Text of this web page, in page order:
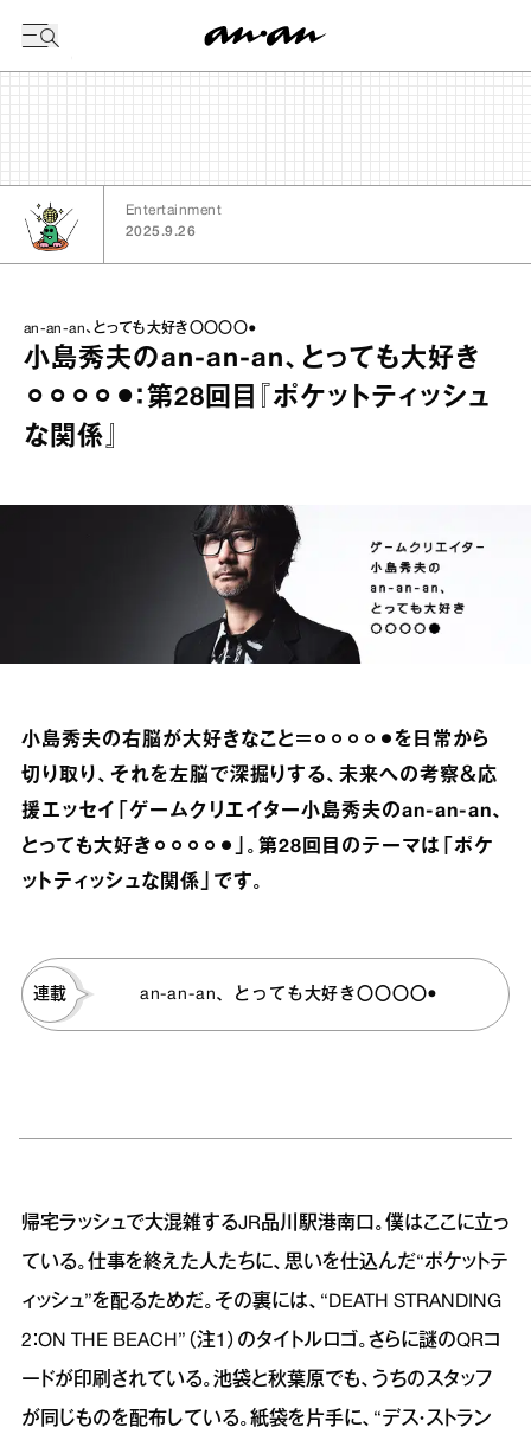
Entertainment
2025.9.26
an-an-an、とっても大好き〇〇〇〇●
小島秀夫のan‐an‐an、とっても大好き
⚪︎⚪︎⚪︎⚪︎⚫︎：第28回目『ポケットティッシュ
な関係』
小島秀夫の右脳が大好きなこと＝⚪︎⚪︎⚪︎⚪︎⚫︎を日常から
切り取り、それを左脳で深掘りする、未来への考察＆応
援エッセイ「ゲームクリエイター小島秀夫のan‐an‐an、
とっても大好き⚪︎⚪︎⚪︎⚪︎⚫︎」。第28回目のテーマは「ポケ
ットティッシュな関係」です。
連載 an-an-an、とっても大好き〇〇〇〇●
帰宅ラッシュで大混雑するJR品川駅港南口。僕はここに立っ
ている。仕事を終えた人たちに、思いを仕込んだ“ポケットテ
ィッシュ”を配るためだ。その裏には、“DEATH STRANDING
2：ON THE BEACH”（注1）のタイトルロゴ。さらに謎のQRコ
ードが印刷されている。池袋と秋葉原でも、うちのスタッフ
が同じものを配布している。紙袋を片手に、“デス・ストラン